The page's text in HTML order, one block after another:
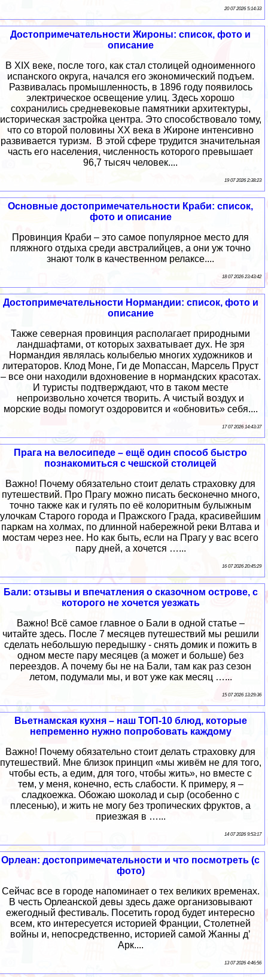
20 07 2026 5:14:33
Достопримечательности Жироны: список, фото и
описание
В XIX веке, после того, как стал столицей одноименного
испанского округа, начался его экономический подъем.
Развивалась промышленность, в 1896 году появилось
электрическое освещение улиц. Здесь хорошо
сохранились средневековые памятники архитектуры,
историческая застройка центра. Это способствовало тому,
что со второй половины XX века в Жироне интенсивно
развивается туризм. В этой сфере трудится значительная
часть его населения, численность которого превышает
96,7 тысяч человек....
19 07 2026 2:38:23
Основные достопримечательности Краби: список,
фото и описание
Провинция Краби – это самое популярное место для
пляжного отдыха среди австралийцев, а они уж точно
знают толк в качественном релаксе....
18 07 2026 23:43:42
Достопримечательности Нормандии: список, фото и
описание
Также северная провинция располагает природными
ландшафтами, от которых захватывает дух. Не зря
Нормандия являлась колыбелью многих художников и
литераторов. Клод Моне, Ги де Мопассан, Марсель Пруст
– все они находили вдохновение в нормандских красотах.
И туристы подтверждают, что в таком месте
непроизвольно хочется творить. А чистый воздух и
морские воды помогут оздоровится и «обновить» себя....
17 07 2026 14:43:37
Прага на велосипеде – ещё один способ быстро
познакомиться с чешской столицей
Важно! Почему обязательно стоит делать страховку для
путешествий. Про Прагу можно писать бесконечно много,
точно также как и гулять по её колоритным булыжным
улочкам Старого города и Пражского Града, красивейшим
паркам на холмах, по длинной набережной реки Влтава и
мостам через нее. Но как быть, если на Прагу у вас всего
пару дней, а хочется …...
16 07 2026 20:45:29
Бали: отзывы и впечатления о сказочном острове, с
которого не хочется уезжать
Важно! Всё самое главное о Бали в одной статье –
читайте здесь. После 7 месяцев путешествий мы решили
сделать небольшую передышку - снять домик и пожить в
одном месте пару месяцев (а может и больше) без
переездов. А почему бы не на Бали, там как раз сезон
летом, подумали мы, и вот уже как месяц …...
15 07 2026 13:29:36
Вьетнамская кухня – наш ТОП-10 блюд, которые
непременно нужно попробовать каждому
Важно! Почему обязательно стоит делать страховку для
путешествий. Мне близок принцип «мы живём не для того,
чтобы есть, а едим, для того, чтобы жить», но вместе с
тем, у меня, конечно, есть слабости. К примеру, я –
сладкоежка. Обожаю шоколад и сыр (особенно с
плесенью), и жить не могу без тропических фруктов, а
приезжая в …...
14 07 2026 9:53:17
Орлеан: достопримечательности и что посмотреть (с
фото)
Сейчас все в городе напоминает о тех великих временах.
В честь Орлеанской девы здесь даже организовывают
ежегодный фестиваль. Посетить город будет интересно
всем, кто интересуется историей Франции, Столетней
войны и, непосредственно, историей самой Жанны д’
Арк....
13 07 2026 4:46:56